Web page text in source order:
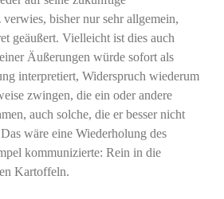
bisher nur sehr allgemein,
geäußert. Vielleicht ist dies auch
Äußerungen würde sofort als
interpretiert, Widerspruch wiederum
zwingen, die ein oder andere
auch solche, die er besser nicht
wäre eine Wiederholung des
kommunizierte: Rein in die
Kartoffeln.